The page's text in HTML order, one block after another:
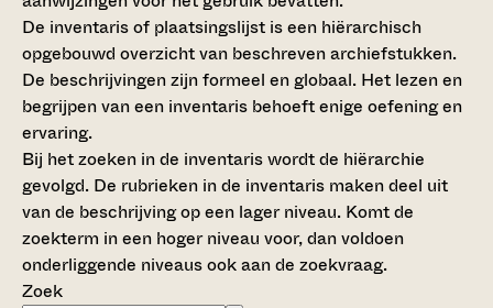
De inventaris of plaatsingslijst is een hiërarchisch
opgebouwd overzicht van beschreven archiefstukken.
De beschrijvingen zijn formeel en globaal. Het lezen en
begrijpen van een inventaris behoeft enige oefening en
ervaring.
Bij het zoeken in de inventaris wordt de hiërarchie
gevolgd. De rubrieken in de inventaris maken deel uit
van de beschrijving op een lager niveau. Komt de
zoekterm in een hoger niveau voor, dan voldoen
onderliggende niveaus ook aan de zoekvraag.
Zoek